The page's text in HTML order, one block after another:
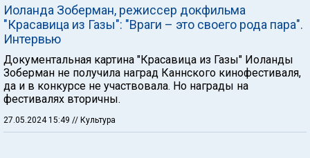
Иоланда Зоберман, режиссер докфильма
"Красавица из Газы": "Враги – это своего рода пара".
Интервью
Документальная картина "Красавица из Газы" Иоланды
Зоберман не получила наград Каннского кинофестиваля,
да и в конкурсе не участвовала. Но награды на
фестивалях вторичны.
27.05.2024 15:49 // Культура